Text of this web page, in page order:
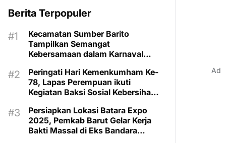
Berita Terpopuler
Kecamatan Sumber Barito
Tampilkan Semangat
Kebersamaan dalam Karnaval
Peringati Hari Kemenkumham Ke-
78, Lapas Perempuan ikuti
Kegiatan Baksi Sosial Kebersihan
Persiapkan Lokasi Batara Expo
2025, Pemkab Barut Gelar Kerja
Bakti Massal di Eks Bandara
Ad